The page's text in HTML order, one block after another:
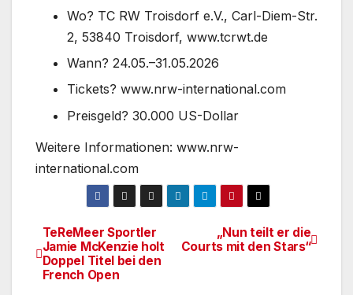
Wo? TC RW Troisdorf e.V., Carl-Diem-Str.
2, 53840 Troisdorf, www.tcrwt.de
Wann? 24.05.–31.05.2026
Tickets? www.nrw-international.com
Preisgeld? 30.000 US-Dollar
Weitere Informationen: www.nrw-
international.com
Beitragsnavigation„Nun teilt er die
Courts mit den Stars“
TeReMeer Sportler
Jamie McKenzie holt
Doppel Titel bei den
French Open